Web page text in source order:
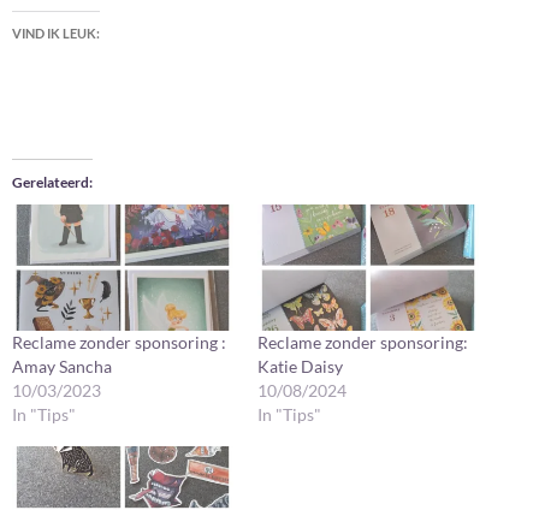
VIND IK LEUK:
Gerelateerd
Reclame zonder sponsoring :
Amay Sancha
10/03/2023
In "Tips"
Reclame zonder sponsoring:
Katie Daisy
10/08/2024
In "Tips"